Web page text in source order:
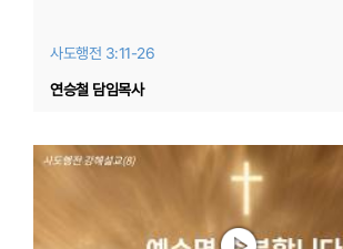
사도행전 3:11-26
연승철 담임목사